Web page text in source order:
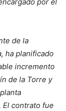
de la
ha planificado
incremento
de la Torre y
El contrato fue